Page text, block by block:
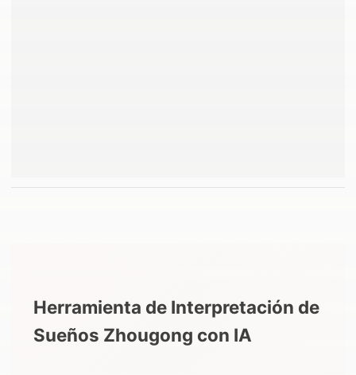
Herramienta de Interpretación de
Sueños Zhougong con IA